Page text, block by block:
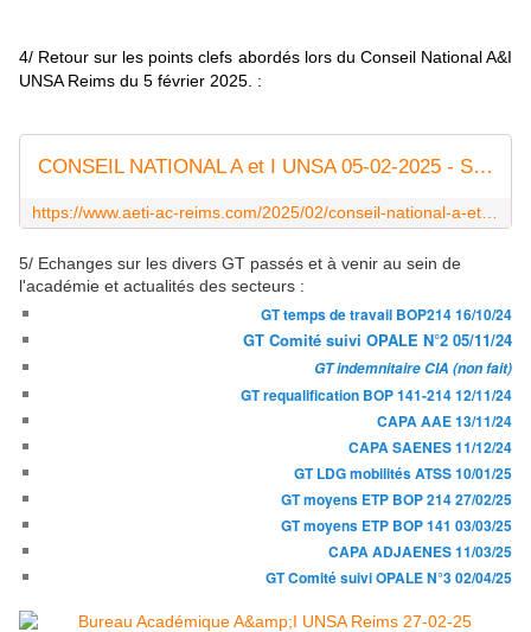
4/ Retour sur les points clefs abordés lors du Conseil National A&I
UNSA Reims du 5 février 2025. :
CONSEIL NATIONAL A et I UNSA 05-02-2025 - Syndicat AetI-UNSA Académie Reims
5/ Echanges sur les divers GT passés et à venir au sein de
l'académie et actualités des secteurs :
GT temps de travail BOP214 16/10/24
GT Comité suivi OPALE N°2 05/11/24
GT indemnitaire CIA (non fait)
GT requalification BOP 141-214 12/11/24
CAPA AAE 13/11/24
CAPA SAENES 11/12/24
GT LDG mobilités ATSS 10/01/25
GT moyens ETP BOP 214 27/02/25
GT moyens ETP BOP 141 03/03/25
CAPA ADJAENES 11/03/25
GT Comité suivi OPALE N°3 02/04/25